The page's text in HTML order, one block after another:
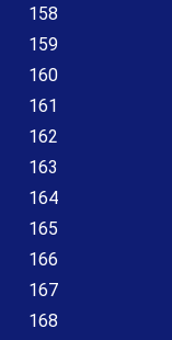
158
159
160
161
162
163
164
165
166
167
168